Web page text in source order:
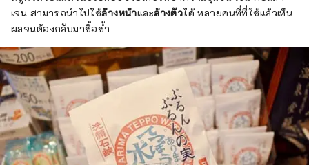
เจน สามารถนำไปใช้ล้างหน้าและล้างตัวได้ หลายคนที่ที่ใช้แล้วเห็น
ผลจนต้องกลับมาซื้อซ้ำ